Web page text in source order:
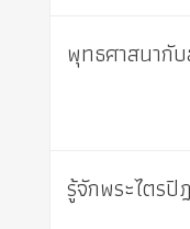
พุทธศาสนากั
รู้จักพระไตรปิ